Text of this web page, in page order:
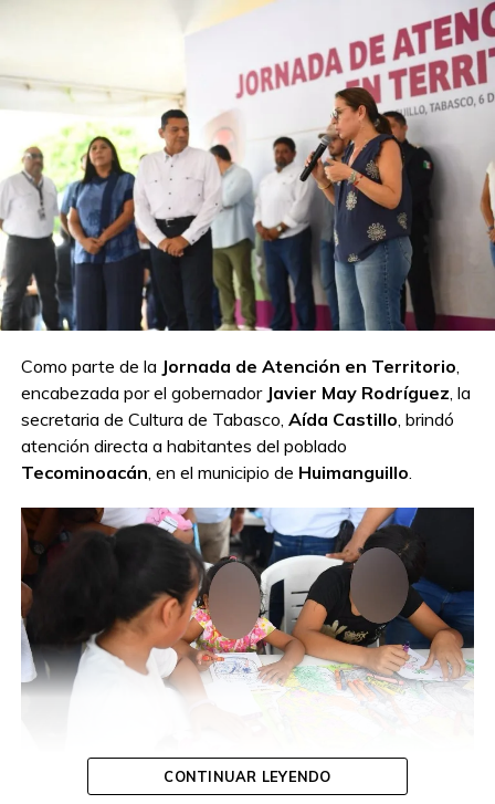
Como parte de la Jornada de Atención en Territorio,
encabezada por el gobernador Javier May Rodríguez, la
secretaria de Cultura de Tabasco, Aída Castillo, brindó
atención directa a habitantes del poblado
Tecominoacán, en el municipio de Huimanguillo.
CONTINUAR LEYENDO